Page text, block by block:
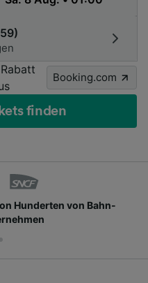
Booking.com
finden
Hunderten von Bahn-